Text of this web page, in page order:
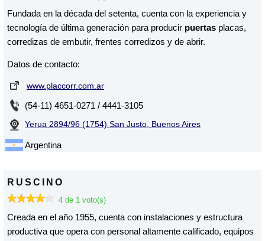
Fundada en la década del setenta, cuenta con la experiencia y
tecnología de última generación para producir puertas placas,
corredizas de embutir, frentes corredizos y de abrir.
Datos de contacto:
www.placcorr.com.ar
(54-11) 4651-0271 / 4441-3105
Yerua 2894/96 (1754) San Justo, Buenos Aires
Argentina
RUSCINO
4 de 1 voto(s)
Creada en el año 1955, cuenta con instalaciones y estructura
productiva que opera con personal altamente calificado, equipos